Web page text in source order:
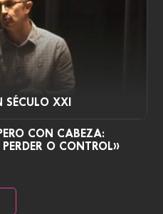
SÉCULO XXI
CON CABEZA:
O CONTROL»